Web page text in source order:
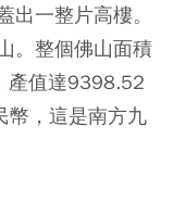
一整片高樓。
。整個佛山面積
產值達9398.52
幣，這是南方九